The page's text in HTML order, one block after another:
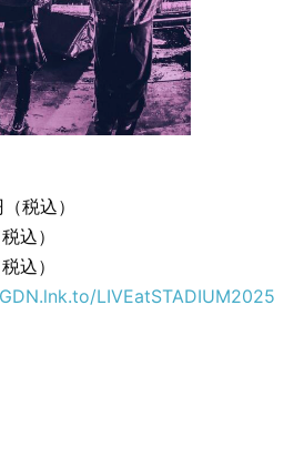
税込）
込）
込）
LIVEatSTADIUM2025